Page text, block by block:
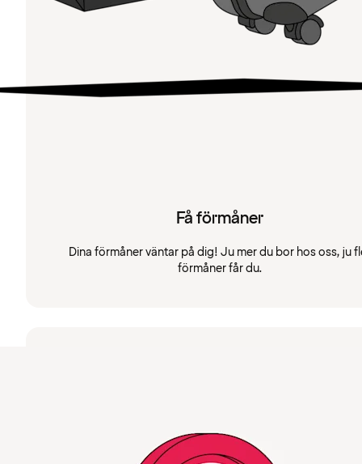
Få förmåner
Dina förmåner väntar på dig! Ju mer du bor hos oss, ju
förmåner får du.